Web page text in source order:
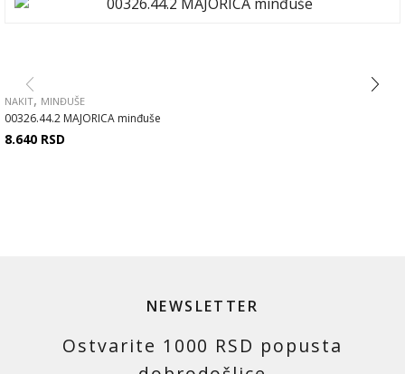
NAKIT, MINĐUŠE
00326.44.2 MAJORICA minđuše
8.640 RSD
NEWSLETTER
Ostvarite 1000 RSD popusta